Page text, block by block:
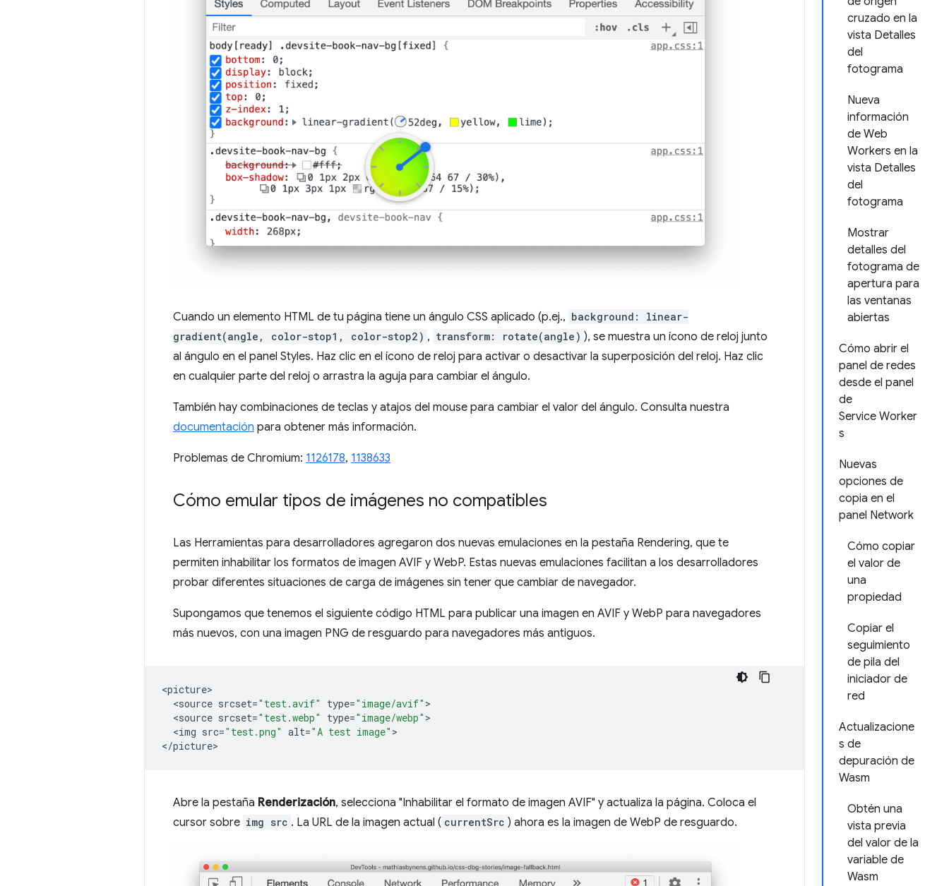
cruzado en la
vista Detalles
del
fotograma
Nueva
información
de Web
Workers en la
vista Detalles
del
fotograma
Mostrar
detalles del
fotograma de
apertura para
las ventanas
abiertas
Cómo abrir el
panel de redes
desde el panel
de
Service Worker
s
Nuevas
opciones de
copia en el
panel Network
Cómo copiar
el valor de
una
propiedad
Copiar el
seguimiento
de pila del
iniciador de
red
Actualizacione
s de
depuración de
Wasm
Obtén una
vista previa
del valor de la
variable de
Wasm
Cuando un elemento HTML de tu página tiene un ángulo CSS aplicado (p.ej., background: linear-
gradient(angle, color-stop1, color-stop2) , transform: rotate(angle) ), se muestra un ícono de reloj junto
al ángulo en el panel Styles. Haz clic en el ícono de reloj para activar o desactivar la superposición del reloj. Haz clic
en cualquier parte del reloj o arrastra la aguja para cambiar el ángulo.
También hay combinaciones de teclas y atajos del mouse para cambiar el valor del ángulo. Consulta nuestra
documentación para obtener más información.
Problemas de Chromium: 1126178, 1138633
Cómo emular tipos de imágenes no compatibles
Las Herramientas para desarrolladores agregaron dos nuevas emulaciones en la pestaña Rendering, que te
permiten inhabilitar los formatos de imagen AVIF y WebP. Estas nuevas emulaciones facilitan a los desarrolladores
probar diferentes situaciones de carga de imágenes sin tener que cambiar de navegador.
Supongamos que tenemos el siguiente código HTML para publicar una imagen en AVIF y WebP para navegadores
más nuevos, con una imagen PNG de resguardo para navegadores más antiguos.
<picture
<source srcset="test.avif" type="image/avif"
<source srcset="test.webp" type="image/webp"
<img src="test.png" alt="A test image" >
</picture
Abre la pestaña Renderización, selecciona "Inhabilitar el formato de imagen AVIF" y actualiza la página. Coloca el
cursor sobre img src . La URL de la imagen actual ( currentSrc ) ahora es la imagen de WebP de resguardo.